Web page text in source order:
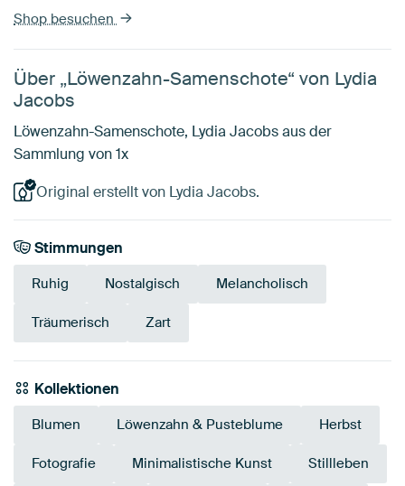
Shop besuchen
Über „Löwenzahn-Samenschote“ von Lydia
Jacobs
Löwenzahn-Samenschote, Lydia Jacobs aus der
Sammlung von 1x
Original erstellt von Lydia Jacobs.
Stimmungen
Ruhig Nostalgisch Melancholisch
Träumerisch Zart
Kollektionen
Blumen Löwenzahn & Pusteblume Herbst
Fotografie Minimalistische Kunst Stillleben